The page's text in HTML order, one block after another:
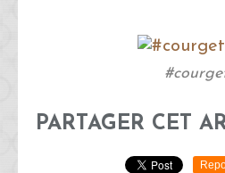
PARTAGER CET